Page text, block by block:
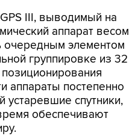
III, выводимый на
аппарат весом
очередным элементом
группировке из 32
аппараты постепенно
спутники,
обеспечивают